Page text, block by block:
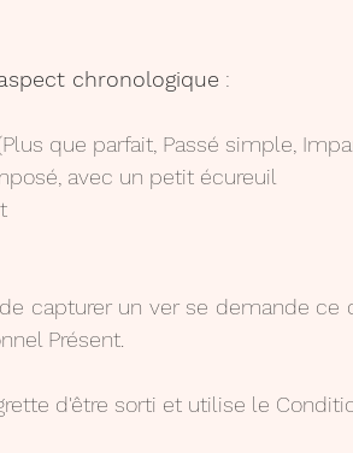
chronologique :
que parfait, Passé simple,
avec un petit écureuil
capturer un ver se demande ce
Présent.
d'être sorti et utilise le